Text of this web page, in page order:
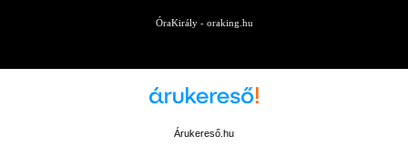
ÓraKirály - oraking.hu
Árukereső.hu